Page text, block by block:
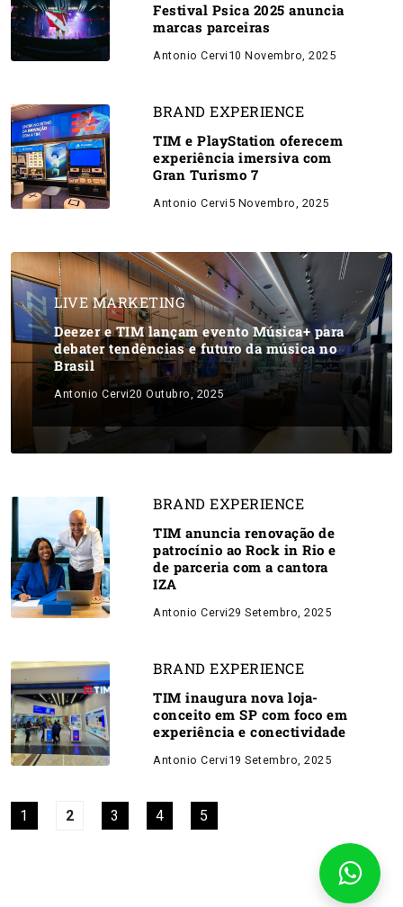
Festival Psica 2025 anuncia
marcas parceiras
Antonio Cervi 10 Novembro, 2025
BRAND EXPERIENCE
TIM e PlayStation oferecem
experiência imersiva com
Gran Turismo 7
Antonio Cervi 5 Novembro, 2025
LIVE MARKETING
Deezer e TIM lançam evento Música+ para
debater tendências e futuro da música no
Brasil
Antonio Cervi20 Outubro, 2025
BRAND EXPERIENCE
TIM anuncia renovação de
patrocínio ao Rock in Rio e
de parceria com a cantora
IZA
Antonio Cervi29 Setembro, 2025
BRAND EXPERIENCE
TIM inaugura nova loja-
conceito em SP com foco em
experiência e conectividade
Antonio Cervi 19 Setembro, 2025
1 2 3 4 5